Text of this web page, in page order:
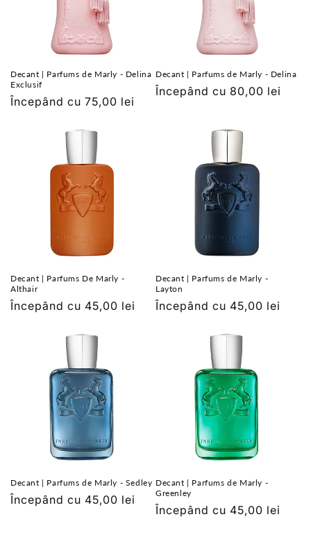
Decant | Parfums de Marly - Delina
Exclusif
Preț
Începând cu 75,00 lei
Decant | Parfums de Marly - Delina
Preț
Începând cu 80,00 lei
Decant | Parfums De Marly -
Althair
Preț
Începând cu 45,00 lei
Decant | Parfums de Marly -
Layton
Preț
Începând cu 45,00 lei
Decant | Parfums de Marly - Sedley
Preț
Începând cu 45,00 lei
Decant | Parfums de Marly -
Greenley
Preț
Începând cu 45,00 lei